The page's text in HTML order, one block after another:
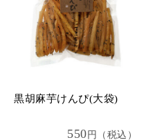
黒胡麻芋けんぴ(大袋)
550 円（税込）